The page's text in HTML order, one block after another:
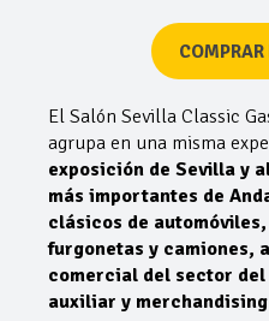
El Salón Sevilla Classic
agrupa en una misma
exposición de Sevilla y
más importantes de
clásicos de
furgonetas y camiones,
comercial del sector
auxiliar y